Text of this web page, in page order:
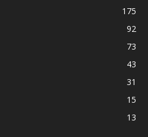
175
92
73
43
31
15
13